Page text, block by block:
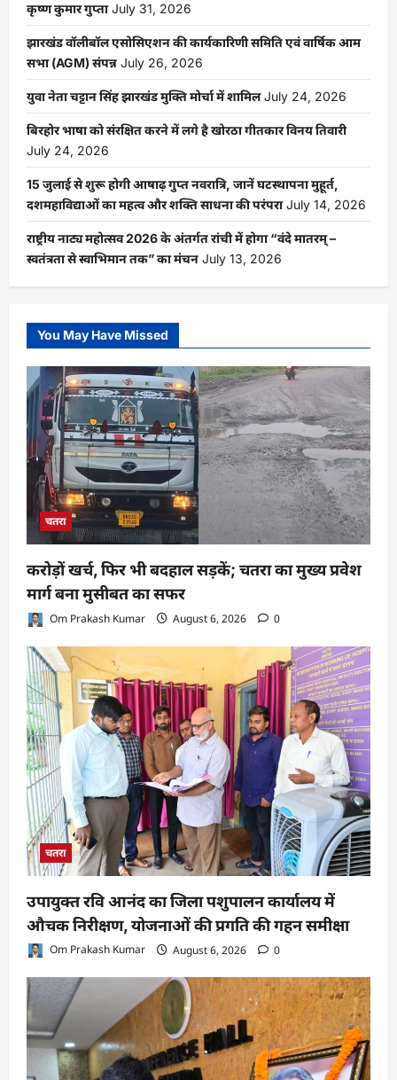
कृष्ण कुमार गुप्ता July 31, 2026
झारखंड वॉलीबॉल एसोसिएशन की कार्यकारिणी समिति एवं वार्षिक आम
सभा (AGM) संपन्न July 26, 2026
युवा नेता चट्टान सिंह झारखंड मुक्ति मोर्चा में शामिल July 24, 2026
बिरहोर भाषा को संरक्षित करने में लगे है खोरठा गीतकार विनय तिवारी
July 24, 2026
15 जुलाई से शुरू होगी आषाढ़ गुप्त नवरात्रि, जानें घटस्थापना मुहूर्त,
दशमहाविद्याओं का महत्व और शक्ति साधना की परंपरा July 14, 2026
राष्ट्रीय नाट्य महोत्सव 2026 के अंतर्गत रांची में होगा “वंदे मातरम् –
स्वतंत्रता से स्वाभिमान तक” का मंचन July 13, 2026
You May Have Missed
चतरा
करोड़ों खर्च, फिर भी बदहाल सड़कें; चतरा का मुख्य प्रवेश
मार्ग बना मुसीबत का सफर
Om Prakash Kumar August 6, 2026 0
चतरा
उपायुक्त रवि आनंद का जिला पशुपालन कार्यालय में
औचक निरीक्षण, योजनाओं की प्रगति की गहन समीक्षा
Om Prakash Kumar August 6, 2026 0